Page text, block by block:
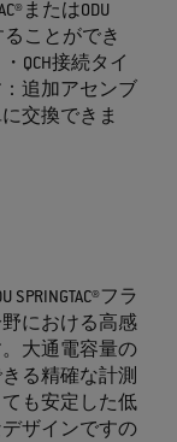
またはODU
ることができ
QCH接続タイ
追加アセンブ
交換できま
フラ
における高感
大通電容量の
る精確な計測
も安定した低
ザインですの